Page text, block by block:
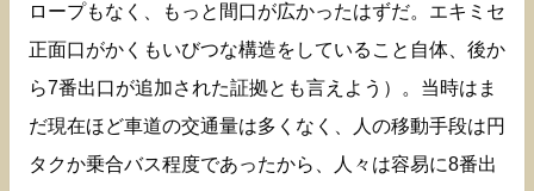
ロープもなく、もっと間口が広かったはずだ。エキミセ
正面口がかくもいびつな構造をしていること自体、後か
ら7番出口が追加された証拠とも言えよう）。当時はま
だ現在ほど車道の交通量は多くなく、人の移動手段は円
タクか乗合バス程度であったから、人々は容易に8番出